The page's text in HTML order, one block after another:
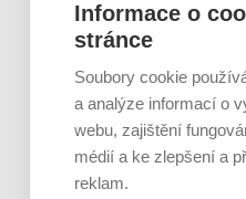
Je jen pro
Informace o
stránce
Soubory cookie
a analýze informací o
webu, zajištění
médií a ke zlepšení a
reklam.